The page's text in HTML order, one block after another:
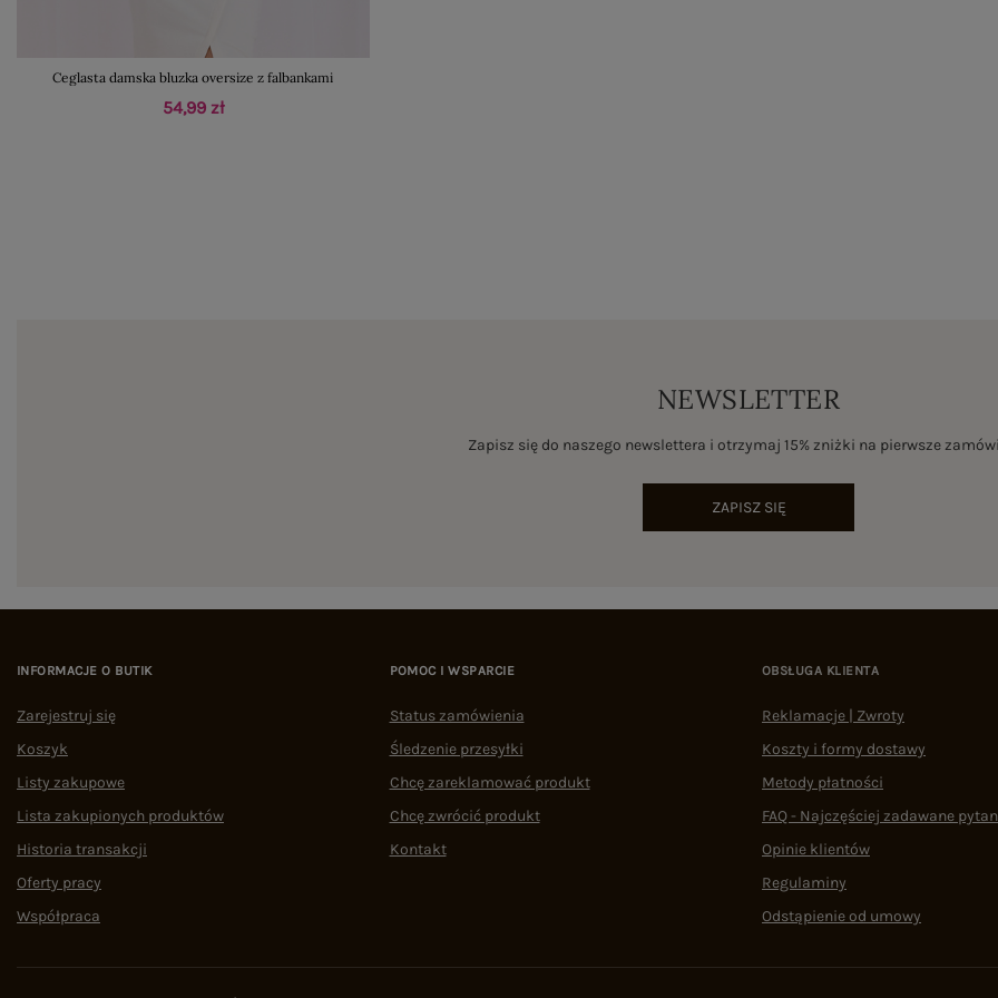
Ceglasta damska bluzka oversize z falbankami
54,99 zł
NEWSLETTER
Zapisz się do naszego newslettera i otrzymaj 15% zniżki na pierwsze
ZAPISZ SIĘ
INFORMACJE O BUTIK
Zarejestruj się
Koszyk
Listy zakupowe
Lista zakupionych produktów
Historia transakcji
Oferty pracy
Współpraca
POMOC I WSPARCIE
Status zamówienia
Śledzenie przesyłki
Chcę zareklamować produkt
Chcę zwrócić produkt
Kontakt
OBSŁUGA KLIENTA
Reklamacje | Zwroty
Koszty i formy dostawy
Metody płatności
FAQ - Najczęściej zadawane
Opinie klientów
Regulaminy
Odstąpienie od umowy